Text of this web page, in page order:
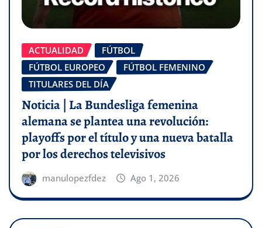
ACTUALIDAD
FÚTBOL
FÚTBOL EUROPEO
FÚTBOL FEMENINO
TITULARES DEL DÍA
Noticia | La Bundesliga femenina
alemana se plantea una revolución:
playoffs por el título y una nueva batalla
por los derechos televisivos
manulopezfdez Ago 1, 2026